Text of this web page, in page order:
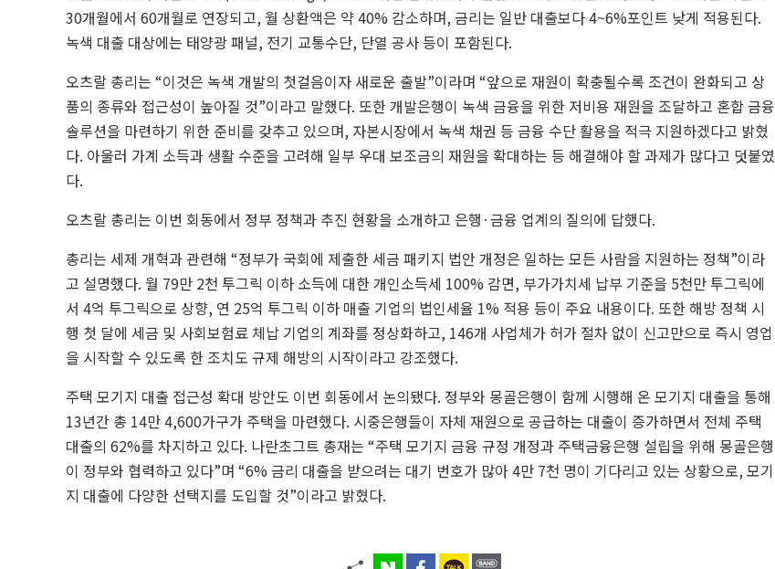
30개월에서 60개월로 연장되고, 월 상환액은 약 40% 감소하며, 금리는 일반 대출보다 4~6%포인트 낮게 적용된다.
녹색 대출 대상에는 태양광 패널, 전기 교통수단, 단열 공사 등이 포함된다.
오츠랄 총리는 “이것은 녹색 개발의 첫걸음이자 새로운 출발”이라며 “앞으로 재원이 확충될수록 조건이 완화되고 상
품의 종류와 접근성이 높아질 것”이라고 말했다. 또한 개발은행이 녹색 금융을 위한 저비용 재원을 조달하고 혼합 금융
솔루션을 마련하기 위한 준비를 갖추고 있으며, 자본시장에서 녹색 채권 등 금융 수단 활용을 적극 지원하겠다고 밝혔
다. 아울러 가계 소득과 생활 수준을 고려해 일부 우대 보조금의 재원을 확대하는 등 해결해야 할 과제가 많다고 덧붙였
다.
오츠랄 총리는 이번 회동에서 정부 정책과 추진 현황을 소개하고 은행·금융 업계의 질의에 답했다.
총리는 세제 개혁과 관련해 “정부가 국회에 제출한 세금 패키지 법안 개정은 일하는 모든 사람을 지원하는 정책”이라
고 설명했다. 월 79만 2천 투그릭 이하 소득에 대한 개인소득세 100% 감면, 부가가치세 납부 기준을 5천만 투그릭에
서 4억 투그릭으로 상향, 연 25억 투그릭 이하 매출 기업의 법인세율 1% 적용 등이 주요 내용이다. 또한 해방 정책 시
행 첫 달에 세금 및 사회보험료 체납 기업의 계좌를 정상화하고, 146개 사업체가 허가 절차 없이 신고만으로 즉시 영업
을 시작할 수 있도록 한 조치도 규제 해방의 시작이라고 강조했다.
주택 모기지 대출 접근성 확대 방안도 이번 회동에서 논의됐다. 정부와 몽골은행이 함께 시행해 온 모기지 대출을 통해
13년간 총 14만 4,600가구가 주택을 마련했다. 시중은행들이 자체 재원으로 공급하는 대출이 증가하면서 전체 주택
대출의 62%를 차지하고 있다. 나란초그트 총재는 “주택 모기지 금융 규정 개정과 주택금융은행 설립을 위해 몽골은행
이 정부와 협력하고 있다”며 “6% 금리 대출을 받으려는 대기 번호가 많아 4만 7천 명이 기다리고 있는 상황으로, 모기
지 대출에 다양한 선택지를 도입할 것”이라고 밝혔다.